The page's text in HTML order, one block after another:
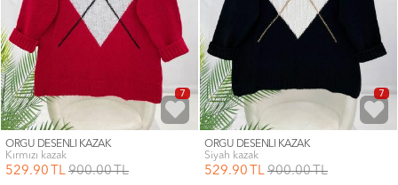
7
ÖRGÜ DESENLİ KAZAK
kırmızı kazak
529.90 TL 900.00TL
7
ÖRGÜ DESENLİ KAZAK
siyah kazak
529.90 TL 900.00TL